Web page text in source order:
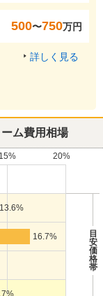
500〜750万円
詳しく見る
ム費用相場
15%
20%
13.6%
目
安
価
格
帯
16.7%